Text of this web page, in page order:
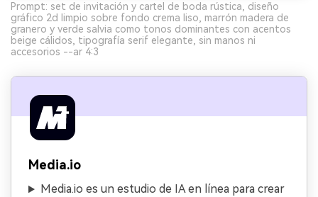
Prompt: set de invitación y cartel de boda rústica, diseño
gráfico 2d limpio sobre fondo crema liso, marrón madera de
granero y verde salvia como tonos dominantes con acentos
beige cálidos, tipografía serif elegante, sin manos ni
accesorios --ar 4:3
Media.io
Media.io es un estudio de IA en línea para crear